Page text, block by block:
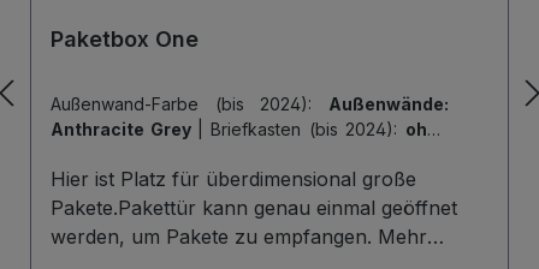
Paketbox One
Außenwand-Farbe (bis 2024): Außenwände:
Anthracite Grey
Briefkasten (bis 2024): ohne
Hintertür | Tiefe der Paketbox (bis 2024):
cm Außenmaß (Standard) | Tür-Farbe (bis
2024):Tür: Anthracite Grey
Hier ist Platz für überdimensional große
Pakete.Pakettür kann genau einmal geöffnet
werden, um Pakete zu empfangen. Mehr